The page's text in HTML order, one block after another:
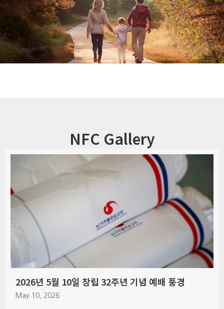
NFC Gallery
2026년 5월 10일 창립 32주년 기념 예배 풍경
May 10, 2026